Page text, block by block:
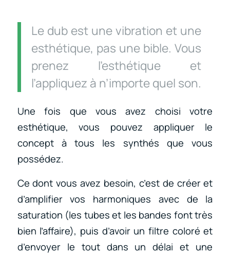
Le dub est une vibration et une
esthétique, pas une bible. Vous
prenez l’esthétique et
l’appliquez à n’importe quel son.
Une fois que vous avez choisi votre
esthétique, vous pouvez appliquer le
concept à tous les synthés que vous
possédez.
Ce dont vous avez besoin, c’est de créer et
d’amplifier vos harmoniques avec de la
saturation (les tubes et les bandes font très
bien l’affaire), puis d’avoir un filtre coloré et
d’envoyer le tout dans un délai et une